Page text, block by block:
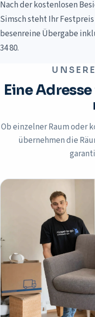
Nach der kostenlosen
Simsch steht Ihr
besenreine Übergabe
34 80.
Eine
Ob einzelner Raum oder
übernehmen die